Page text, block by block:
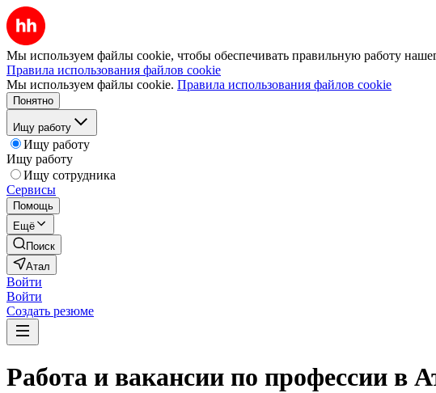
Мы используем файлы cookie, чтобы обеспечивать правильную работу
Правила использования файлов cookie
Мы используем файлы cookie. Правила использования файлов cookie
Понятно
Ищу работу
Ищу работу
Ищу работу
Ищу сотрудника
Сервисы
Помощь
Ещё
Поиск
Атал
Войти
Войти
Создать резюме
Работа и вакансии по профессии в